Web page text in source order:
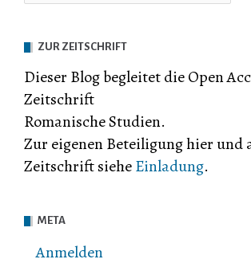
ZUR ZEITSCHRIFT
Dieser Blog begleitet die Open
Zeitschrift
Romanische Studien.
Zur eigenen Beteiligung hier und
Zeitschrift sieheEinladung.
META
Anmelden